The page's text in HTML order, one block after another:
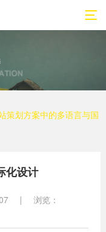
05
案
示
网站
06
新
建
策划方案中的多语言与国
化设计
| 浏览：